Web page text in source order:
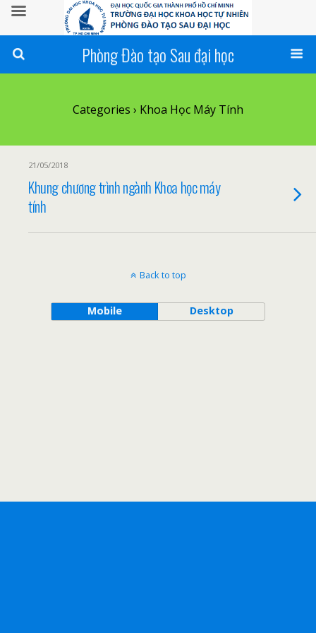
Phòng Đào tạo Sau đại học
Categories › Khoa Học Máy Tính
21/05/2018
Khung chương trình ngành Khoa học máy
tính
Back to top
Mobile Desktop